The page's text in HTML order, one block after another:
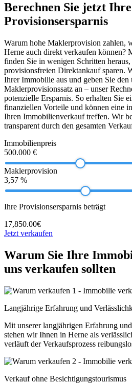
Berechnen Sie jetzt Ihre
Provisionsersparnis
Warum hohe Maklerprovision zahlen,
Herne auch direkt verkaufen können?
finden Sie in wenigen Schritten
provisionsfreien Direktankauf sparen.
Ihrer Immobilie aus und geben Sie den
Maklerprovisionssatz an – unser
potenzielle Ersparnis. So erhalten Sie
finanziellen Vorteile und können eine
Ihren Immobilienverkauf treffen. Wir
transparent durch den gesamten
Immobilienpreis
500.000 €
Maklerprovision
3,57 %
Ihre Provisionsersparnis beträgt
17,850.00€
Jetzt verkaufen
Warum Sie Ihre
uns verkaufen sollten
Langjährige Erfahrung und
Mit unserer langjährigen Erfahrung
stehen wir Ihnen in Herne als
verläuft der Verkaufsprozess
Verkauf ohne Besichtigungstourismus